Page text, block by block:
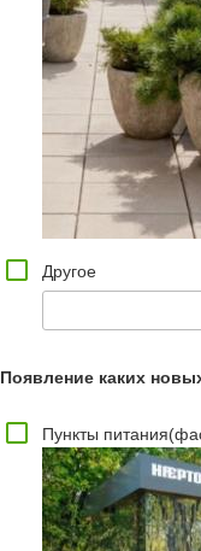
Другое
Появление каких
Пункты